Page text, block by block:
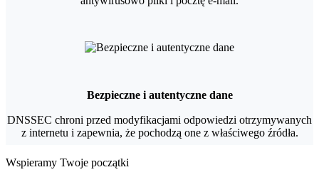
Bezpieczne i autentyczne dane
DNSSEC chroni przed modyfikacjami odpowiedzi otrzymywanych
z internetu i zapewnia, że pochodzą one z właściwego źródła.
Wspieramy Twoje początki